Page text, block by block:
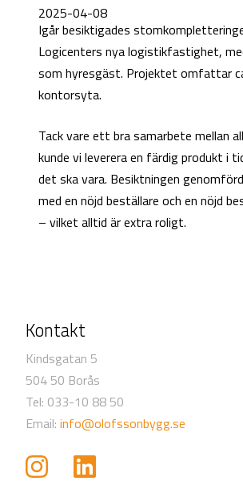
2025-04-08
Igår besiktigades
Logicenters nya logistikfastighet,
som hyresgäst. Projektet omfattar
kontorsyta.
Tack vare ett bra samarbete mellan
kunde vi leverera en färdig produkt i
det ska vara. Besiktningen
med en nöjd beställare och en nöjd
– vilket alltid är extra roligt.
Kontakt
Kindsgatan 5
504 50 Borås
Tel: 033-10 88 50
Email: info@olofssonbygg.se